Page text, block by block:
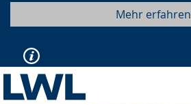
Mehr erfahren